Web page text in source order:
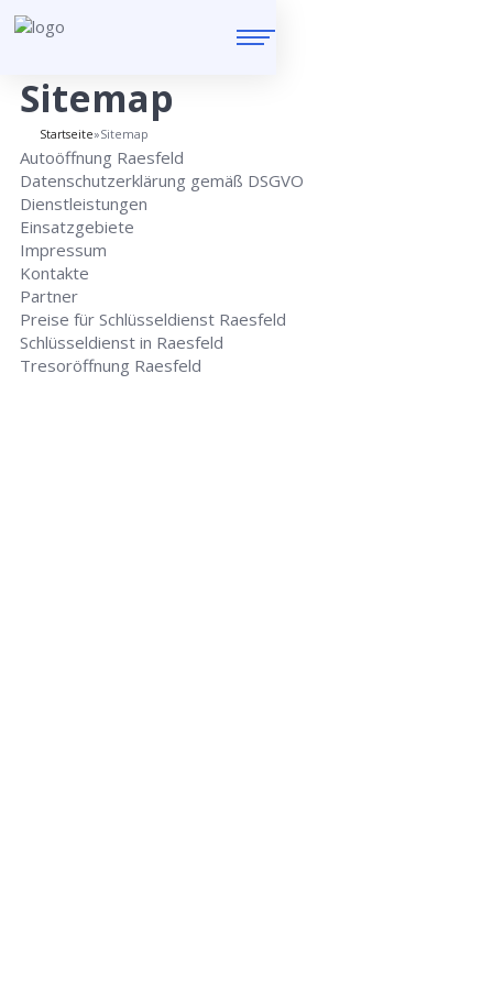
Sitemap
Startseite»Sitemap
Autoöffnung Raesfeld
Datenschutzerklärung gemäß DSGVO
Dienstleistungen
Einsatzgebiete
Impressum
Kontakte
Partner
Preise für Schlüsseldienst Raesfeld
Schlüsseldienst in Raesfeld
Tresoröffnung Raesfeld